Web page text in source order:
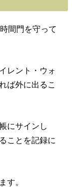
間門を守って
レント・ウォ
ば外に出るこ
にサインし
ことを記録に
す。